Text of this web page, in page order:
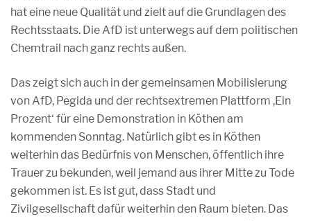
hat eine neue Qualität und zielt auf die Grundlagen des
Rechtsstaats. Die AfD ist unterwegs auf dem politischen
Chemtrail nach ganz rechts außen.
Das zeigt sich auch in der gemeinsamen Mobilisierung
von AfD, Pegida und der rechtsextremen Plattform ,Ein
Prozent‘ für eine Demonstration in Köthen am
kommenden Sonntag. Natürlich gibt es in Köthen
weiterhin das Bedürfnis von Menschen, öffentlich ihre
Trauer zu bekunden, weil jemand aus ihrer Mitte zu Tode
gekommen ist. Es ist gut, dass Stadt und
Zivilgesellschaft dafür weiterhin den Raum bieten. Das